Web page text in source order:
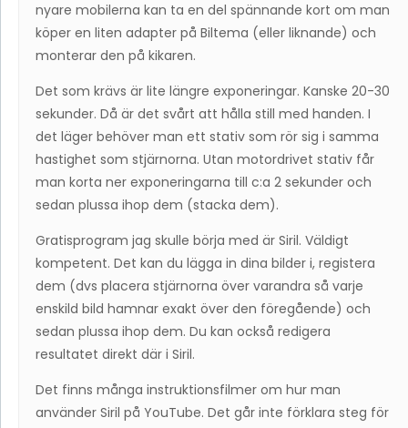
nyare mobilerna kan ta en del spännande kort om man
köper en liten adapter på Biltema (eller liknande) och
monterar den på kikaren.
Det som krävs är lite längre exponeringar. Kanske 20-30
sekunder. Då är det svårt att hålla still med handen. I
det läger behöver man ett stativ som rör sig i samma
hastighet som stjärnorna. Utan motordrivet stativ får
man korta ner exponeringarna till c:a 2 sekunder och
sedan plussa ihop dem (stacka dem).
Gratisprogram jag skulle börja med är Siril. Väldigt
kompetent. Det kan du lägga in dina bilder i, registera
dem (dvs placera stjärnorna över varandra så varje
enskild bild hamnar exakt över den föregående) och
sedan plussa ihop dem. Du kan också redigera
resultatet direkt där i Siril.
Det finns många instruktionsfilmer om hur man
använder Siril på YouTube. Det går inte förklara steg för